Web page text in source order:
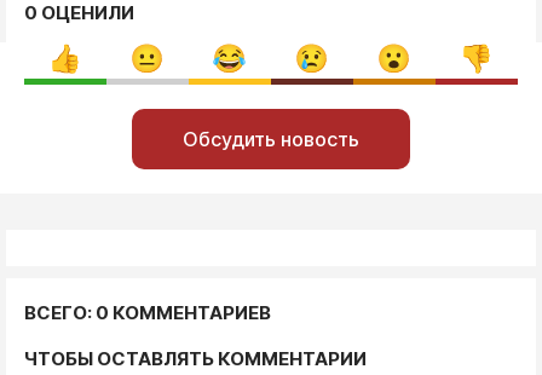
0 ОЦЕНИЛИ
Обсудить новость
ВСЕГО: 0 КОММЕНТАРИЕВ
ЧТОБЫ ОСТАВЛЯТЬ КОММЕНТАРИИ